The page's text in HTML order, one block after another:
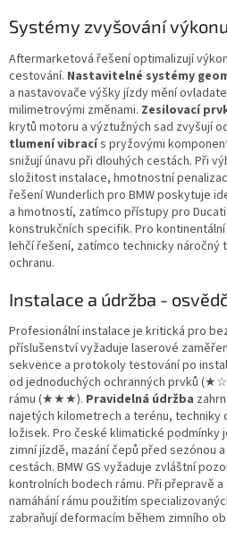
Systémy zvyšování
Aftermarketová řešení optimalizují
cestování. Nastavitelné systémy
a nastavovače výšky jízdy mění
milimetrovými změnami. Zesilovací
krytů motoru a výztužných sad zvyšují
tlumení vibracís pryžovými
snižují únavu při dlouhých cestách. Při
složitost instalace, hmotnostní
řešení Wunderlich pro BMW poskytuje
a hmotností, zatímco přístupy pro
konstrukčních specifik. Pro
lehčí řešení, zatímco technicky
ochranu.
Instalace a údržba -
Profesionální instalace je kritická pro
příslušenství vyžaduje laserové
sekvence a protokoly testování po
od jednoduchých ochranných prvků
rámu (★★★). Pravidelná údržba
najetých kilometrech a terénu,
ložisek. Pro české klimatické podmínky
zimní jízdě, mazání čepů před sezónou
cestách. BMW GS vyžaduje zvláštní
kontrolních bodech rámu. Při přepravě
namáhání rámu použitím
zabraňují deformacím během zimního